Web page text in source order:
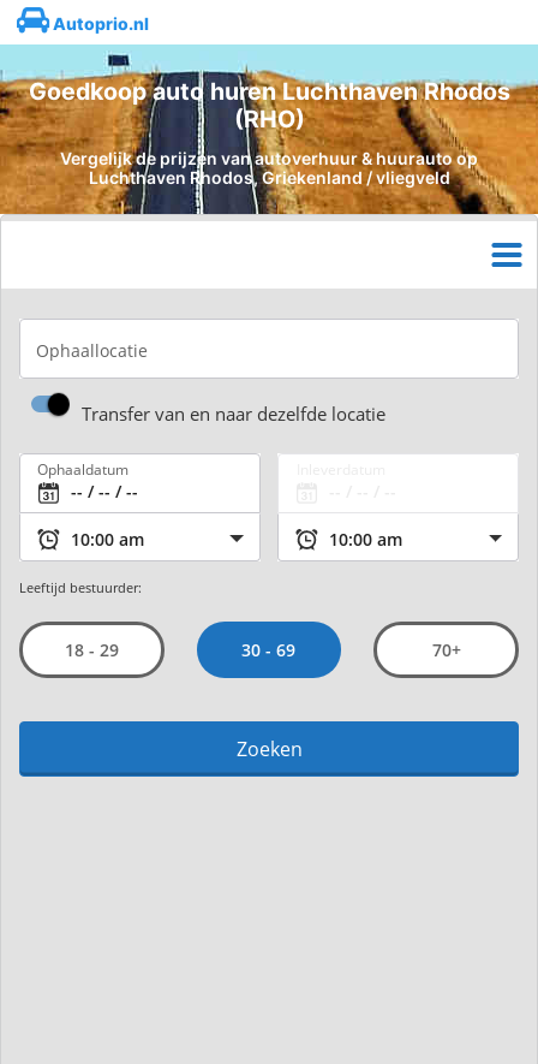
Autoprio.nl
Goedkoop auto huren Luchthaven Rhodos
(RHO)
Vergelijk de prijzen van autoverhuur & huurauto op
Luchthaven Rhodos, Griekenland / vliegveld
Ophaallocatie
Transfer van en naar dezelfde locatie
Ophaaldatum
Leeftijd bestuurder:
18 - 29 30 - 69 70+
Zoeken